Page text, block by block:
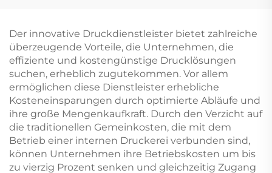
Großauflagen, Druck
mit lackierten Kanten
Kunststoff,
benutzerdefinierte
Pokerspielkarte
Der innovative Druckdienstleister bietet zahlreiche
überzeugende Vorteile, die Unternehmen, die
effiziente und kostengünstige Drucklösungen
suchen, erheblich zugutekommen. Vor allem
ermöglichen diese Dienstleister erhebliche
Kosteneinsparungen durch optimierte Abläufe und
ihre große Mengenkaufkraft. Durch den Verzicht auf
die traditionellen Gemeinkosten, die mit dem
Betrieb einer internen Druckerei verbunden sind,
können Unternehmen ihre Betriebskosten um bis
zu vierzig Prozent senken und gleichzeitig Zugang